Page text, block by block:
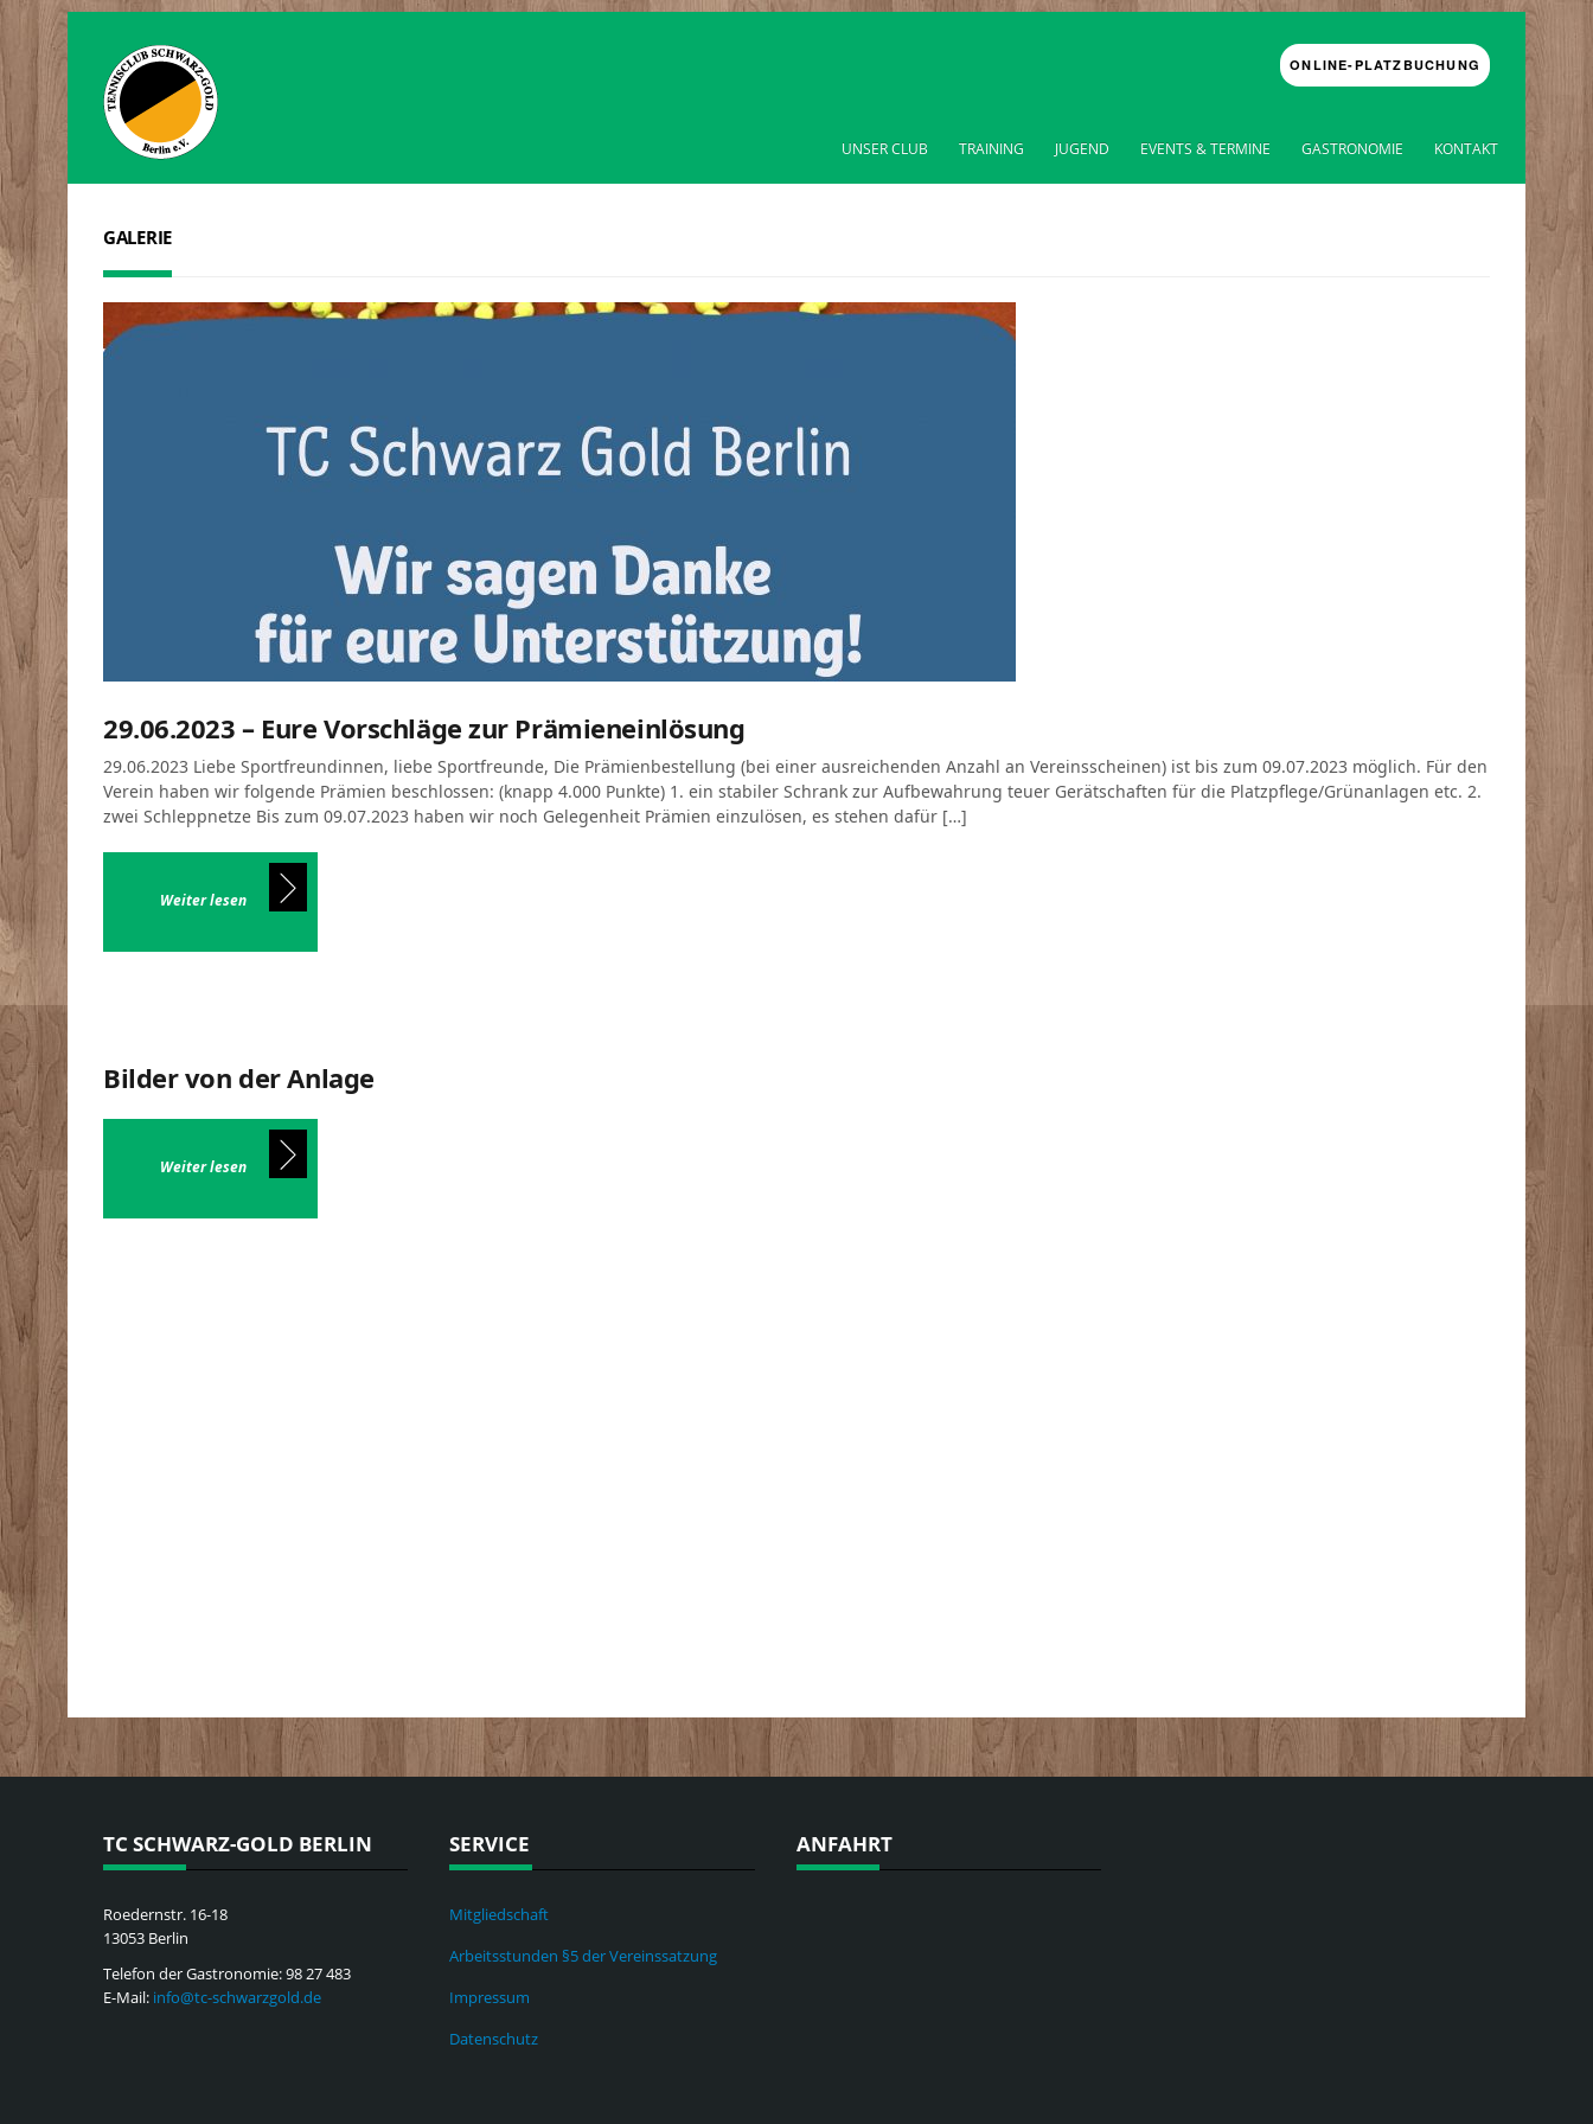
ONLINE-PLATZBUCHUNG
UNSER CLUB TRAINING JUGEND EVENTS & TERMINE GASTRONOMIE KONTAKT
GALERIE
29.06.2023 – Eure Vorschläge zur Prämieneinlösung
29.06.2023 Liebe Sportfreundinnen, liebe Sportfreunde, Die Prämienbestellung (bei einer ausreichenden Anzahl an Vereinsscheinen) ist bis zum 09.07.2023 möglich. Für den
Verein haben wir folgende Prämien beschlossen: (knapp 4.000 Punkte) 1. ein stabiler Schrank zur Aufbewahrung teuer Gerätschaften für die Platzpflege/Grünanlagen etc. 2.
zwei Schleppnetze Bis zum 09.07.2023 haben wir noch Gelegenheit Prämien einzulösen, es stehen dafür […]
Weiter lesen
Bilder von der Anlage
Weiter lesen
TC SCHWARZ-GOLD BERLIN
Roedernstr. 16-18
13053 Berlin
Telefon der Gastronomie: 98 27 483
E-Mail: info@tc-schwarzgold.de
SERVICE
Mitgliedschaft
Arbeitsstunden §5 der Vereinssatzung
Impressum
Datenschutz
ANFAHRT